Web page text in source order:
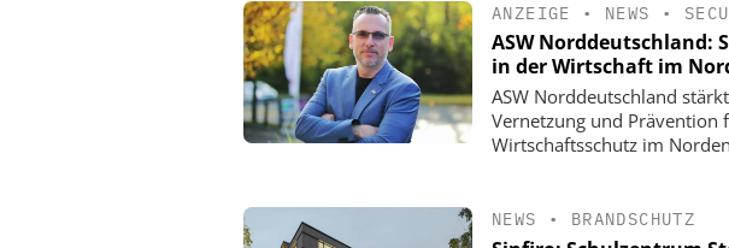
ANZEIGE • NEWS •
ASW Norddeutschland:
in der Wirtschaft im
ASW Norddeutschland
Vernetzung und Prävention
Wirtschaftsschutz im
NEWS • BRANDSCHUTZ